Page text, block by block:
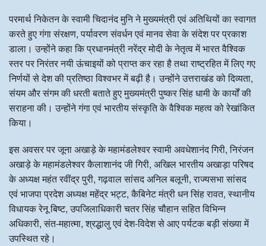
परमार्थ निकेतन के स्वामी चिदानंद मुनि ने मुख्यमंत्री एवं अतिथियों का स्वागत
करते हुए गंगा संरक्षण, पर्यावरण संवर्धन एवं मानव सेवा के संदेश पर प्रकाश
डाला। उन्होंने कहा कि प्रधानमंत्री नरेंद्र मोदी के नेतृत्व में भारत वैश्विक
स्तर पर निरंतर नयी ऊंचाइयों को प्राप्त कर रहा है तथा राष्ट्रहित में लिए गए
निर्णयों से देश की प्रतिष्ठा विश्वभर में बढ़ी है। उन्होंने उत्तराखंड को दिव्यता,
संयम और संगम की धरती बताते हुए मुख्यमंत्री पुष्कर सिंह धामी के कार्यों की
सराहना की। उन्होंने गंगा एवं भारतीय संस्कृति के वैश्विक महत्व को रेखांकित
किया।
इस अवसर पर जूना अखाड़े के महामंडलेश्वर स्वामी अवधेशानंद गिरी, निरंजन
अखाड़े के महामंडलेश्वर कैलाशानंद जी गिरी, अखिल भारतीय अखाड़ा परिषद
के अध्यक्ष महंत रवींद्र पुरी, गढ़वाल सांसद अनिल बलूनी, राज्यसभा सांसद
एवं भाजपा प्रदेश अध्यक्ष महेंद्र भट्ट, कैबिनेट मंत्री धन सिंह रावत, स्थानीय
विधायक रेनू बिष्ट, उपजिलाधिकारी चतर सिंह चौहान सहित विभिन्न
अधिकारी, संत-महात्मा, श्रद्धालु एवं देश-विदेश से आए पर्यटक बड़ी संख्या में
उपस्थित रहे।